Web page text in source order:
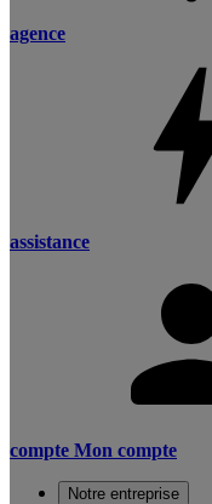
agence
assistance
compte Mon compte
Notre entreprise